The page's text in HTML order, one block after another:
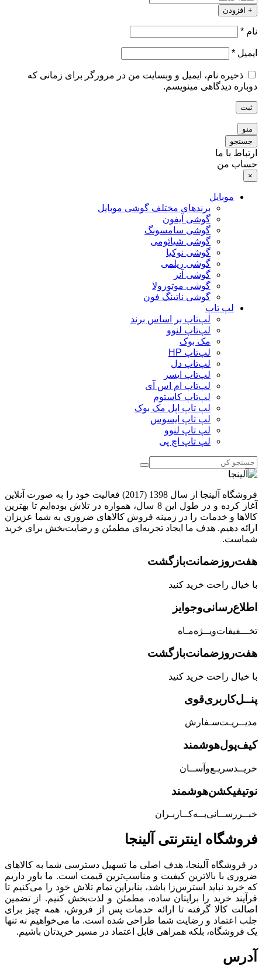
+ افزودن
نام *
ایمیل *
ذخیره نام، ایمیل و وبسایت من در مرورگر برای زمانی که
دوباره دیدگاهی مینویسم.
ثبت
منو
جستجو
ارتباط با ما
حساب من
×
موبایل
برندهای مختلف گوشی موبایل
گوشی آیفون
گوشی سامسونگ
گوشی شیائومی
گوشی نوکیا
گوشی ریلمی
گوشی آنر
گوشی موتورولا
گوشی ناتینگ فون
لپ تاپ
لپ‌تاپ بر اساس برند
لپ‌تاپ لنوو
مک بوک
لپ‌تاپ HP
لپ‌تاپ دل
لپ‌تاپ ایسر
لپ‌تاپ ام اس آی
لپ‌تاپ کاستوم
لپ تاپ اپل مک بوک
لپ تاپ ایسوس
لپ تاپ لنوو
لپ تاپ اچ پی
فروشگاه آلینجا از سال 1398 (2017) فعالیت خود را به صورت آنلاین
آغاز کرده و در طول این 8 سال، همواره در تلاش بوده‌ایم تا بهترین
کالاها و خدمات را در زمینه فروش کالاهای ضروری به شما عزیزان
ارائه دهیم. هدف ما ایجاد تجربه‌ای مطمئن و رضایت‌بخش برای خرید
شماست.
هفت‌روز‌ضمانت‌بازگشت
با خیال راحت خرید کنید
اطلاع‌رسانی‌و‌جوایز
تخـــفیفات‌ویــژه‌مـاه
هفت‌روز‌ضمانت‌بازگشت
با خیال راحت خرید کنید
پنــل‌کاربری‌قوی
مدیــریـت‌سـفارش
کیف‌پول‌هوشمند
خریــد‌سریـع‌و‌آســان
نوتیفیکشن‌هوشمند
خبــررســانی‌بــه‌کــاربـران
فروشگاه‌ اینترنتی‌ آلینجا
در فروشگاه آلینجا، هدف اصلی ما تسهیل دسترسی شما به کالاهای
ضروری با بالاترین کیفیت و مناسب‌ترین قیمت است. ما باور داریم
که خرید نباید استرس‌زا باشد، بنابراین تمام تلاش خود را می‌کنیم تا
فرآیند خرید را برایتان ساده، مطمئن و لذت‌بخش کنیم. از تضمین
اصالت کالا گرفته تا ارائه خدمات پس از فروش، همه چیز برای
جلب اعتماد و رضایت شما طراحی شده است. ما می‌خواهیم نه تنها
یک فروشگاه، بلکه همراهی قابل اعتماد در مسیر خریدتان باشیم.
آدرس